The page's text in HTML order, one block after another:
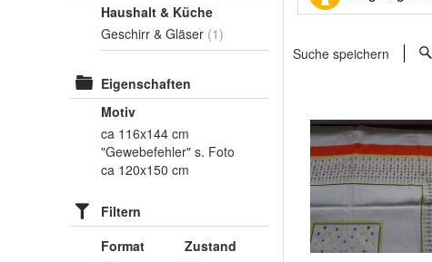
Haushalt & Küche
Geschirr & Gläser (1)
Eigenschaften
Motiv
ca 116x144 cm
"Gewebefehler" s. Foto
ca 120x150 cm
Filtern
Format
Zustand
Suche speichern